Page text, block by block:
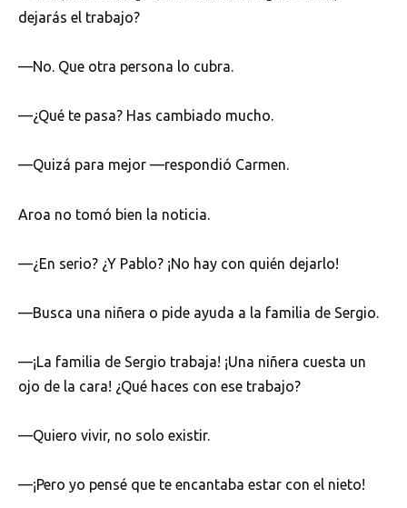
dejarás el trabajo?
—No. Que otra persona lo cubra.
—¿Qué te pasa? Has cambiado mucho.
—Quizá para mejor —respondió Carmen.
Aroa no tomó bien la noticia.
—¿En serio? ¿Y Pablo? ¡No hay con quién dejarlo!
—Busca una niñera o pide ayuda a la familia de Sergio.
—¡La familia de Sergio trabaja! ¡Una niñera cuesta un
ojo de la cara! ¿Qué haces con ese trabajo?
—Quiero vivir, no solo existir.
—¡Pero yo pensé que te encantaba estar con el nieto!